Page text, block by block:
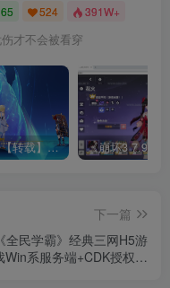
65 524 391W+
才不会被看穿
[一键安装] 【转载】原神3.4真端服务端+源码+配套客户端+详尽说明+GM工具+源码说明文件
下一篇
《全民学霸》经典三网H5游
Win系服务端+CDK授权后